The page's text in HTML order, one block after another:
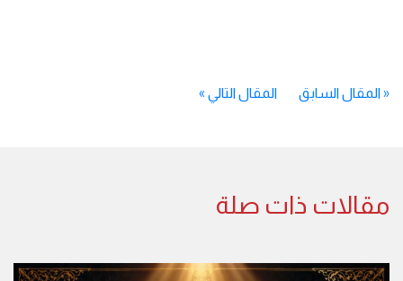
«المقال السابق المقال التالي »
مقالات ذات صلة